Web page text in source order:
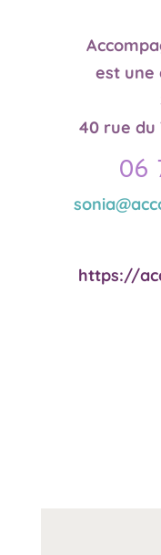
est une
40 rue du
06
https://